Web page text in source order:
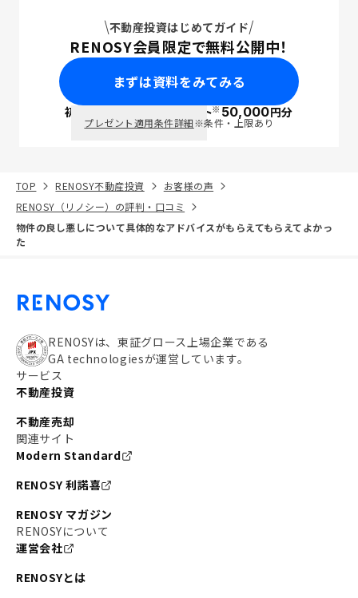
不動産投資はじめてガイド
RENOSY会員限定で無料公開中！
まずは資料をみてみる
初回面談で ポイント※50,000円分
プレゼント適用条件詳細※条件・上限あり
TOP RENOSY不動産投資
お客様の声
RENOSY（リノシー）の評判・口コミ
物件の良し悪しについて具体的なアドバイスがもらえてもらえてよかっ
た
RENOSYは、東証グロース上場企業である
GA technologiesが運営しています。
サービス
不動産投資
不動産売却
関連サイト
Modern Standard
RENOSY 利諾喜
RENOSY マガジン
RENOSYについて
運営会社
RENOSYとは